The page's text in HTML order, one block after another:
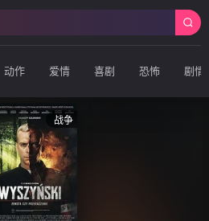
动作 爱情 喜剧 恐怖 剧情
战争